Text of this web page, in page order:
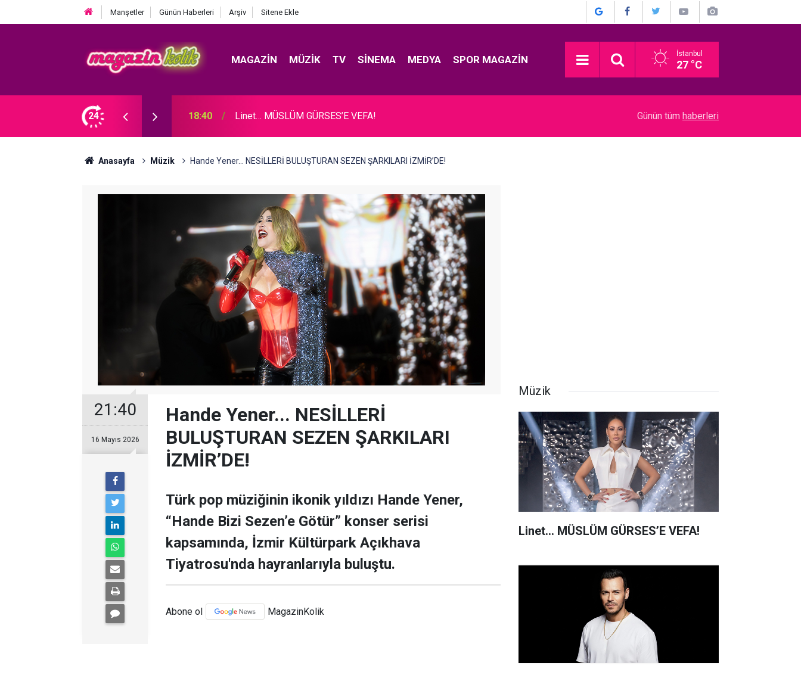
Manşetler Günün Haberleri Arşiv Sitene Ekle
MAGAZIN MÜZIK TV SINEMA MEDYA SPOR MAGAZIN İstanbul
27 °C
24 18:40 Linet… MÜSLÜM GÜRSES’E VEFA! Bergüzar Korel - Halit Ergenç...
Günün tüm haberleri
Anasayfa Müzik Hande Yener... NESİLLERİ BULUŞTURAN SEZEN ŞARKILARI İZMİR’DE!
21:40
16 Mayıs 2026
Hande Yener... NESİLLERİ
BULUŞTURAN SEZEN ŞARKILARI
İZMİR’DE!
Türk pop müziğinin ikonik yıldızı Hande Yener,
“Hande Bizi Sezen’e Götür” konser serisi
kapsamında, İzmir Kültürpark Açıkhava
Tiyatrosu'nda hayranlarıyla buluştu.
Abone ol MagazinKolik
Müzik
Linet… MÜSLÜM GÜRSES’E VEFA!